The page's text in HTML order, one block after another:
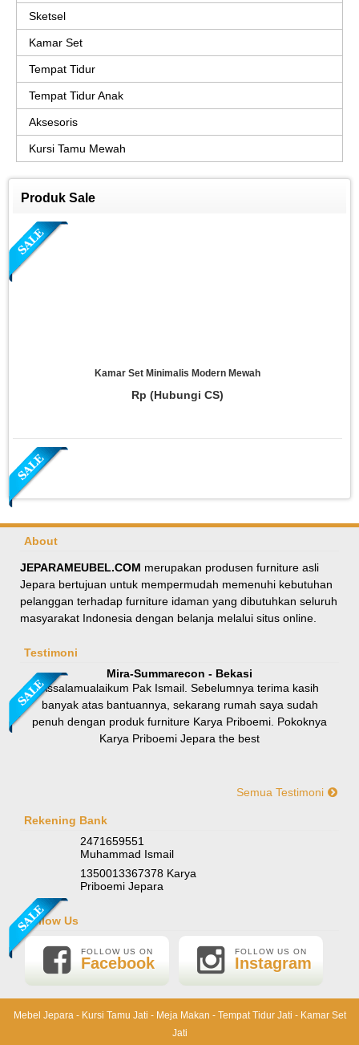
Sketsel
Kamar Set
Tempat Tidur
Tempat Tidur Anak
Aksesoris
Kursi Tamu Mewah
Produk Sale
Kamar Set Minimalis Modern Mewah
Rp (Hubungi CS)
Meja Makan Oval Minimalis Kursi Silang
Rp 8.100.0009.000.000
Rp (Hubungi CS)
About
JEPARAMEUBEL.COM merupakan produsen furniture asli
Jepara bertujuan untuk mempermudah memenuhi kebutuhan
pelanggan terhadap furniture idaman yang dibutuhkan seluruh
masyarakat Indonesia dengan belanja melalui situs online.
Testimoni
Mira-Summarecon - Bekasi
Assalamualaikum Pak Ismail. Sebelumnya terima kasih
banyak atas bantuannya, sekarang rumah saya sudah
penuh dengan produk furniture Karya Priboemi. Pokoknya
Karya Priboemi Jepara the best
Hallo mas ismail, terima kasih banyak ya. Barang furniture
kasih banyak mas mail.
Semua Testimoni
Rekening Bank
2471659551
Muhammad Ismail
1350013367378 Karya
Priboemi Jepara
Follow Us
FOLLOW US ON
Facebook
FOLLOW US ON
Instagram
Mebel Jepara- Kursi Tamu Jati - Meja Makan - Tempat Tidur Jati - Kamar Set
Jati